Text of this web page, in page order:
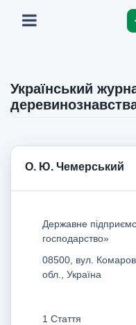
Український
О. Ю. Чемерський
Державне
господарство»
08500, вул.
обл., Україна
1 Стаття